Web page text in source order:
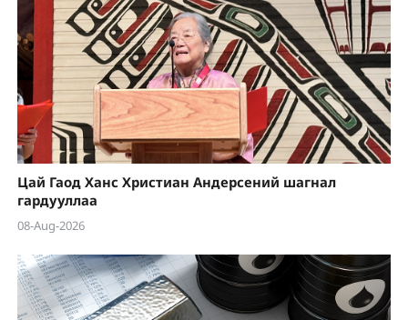
Цай Гаод Ханс Христиан Андерсений шагнал
гардууллаа
08-Aug-2026